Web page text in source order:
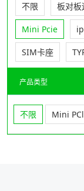
不限 板对板
Mini Pcie
SIM卡座
产品类型
不限 Mini